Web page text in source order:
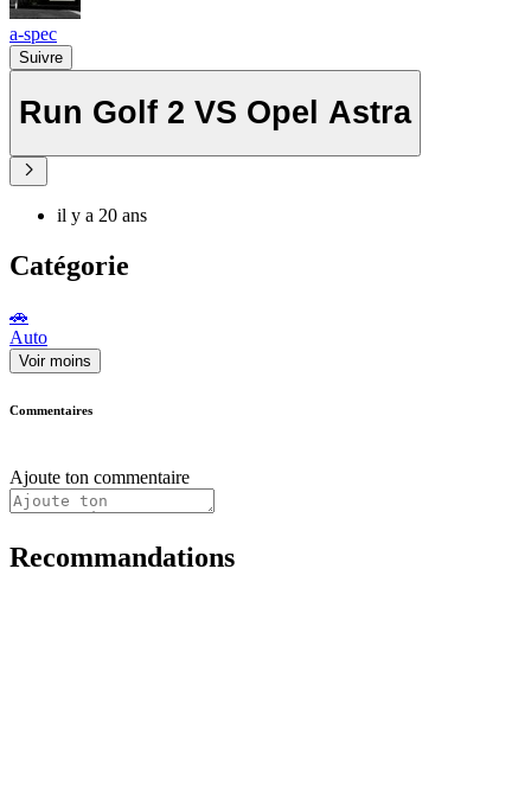
a-spec
Suivre
Run Golf 2 VS Opel Astra
il y a 20 ans
Catégorie
🚗
Auto
Voir moins
Commentaires
Ajoute ton commentaire
Recommandations